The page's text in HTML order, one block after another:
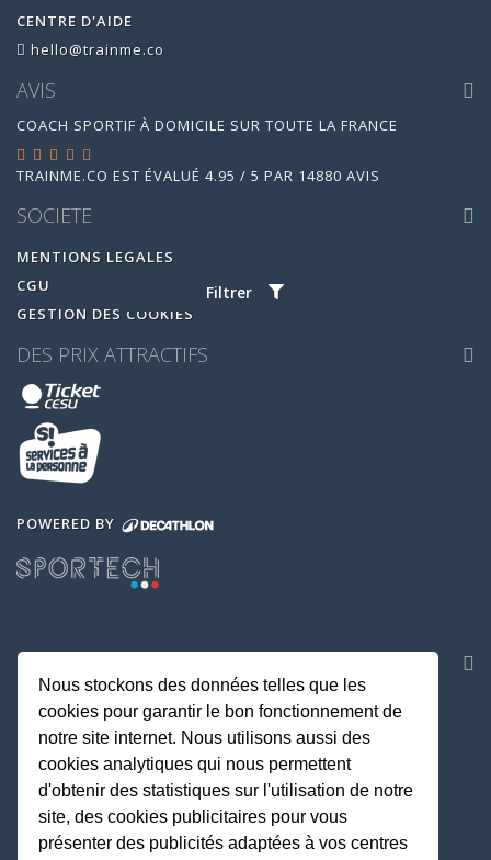
Filtrer
CENTRE D'AIDE
hello@trainme.co
AVIS
COACH SPORTIF À DOMICILE SUR TOUTE LA FRANCE
TRAINME.CO EST ÉVALUÉ 4.95 / 5 PAR 14880 AVIS
SOCIETE
MENTIONS LEGALES
CGU
GESTION DES COOKIES
DES PRIX ATTRACTIFS
POWERED BY
Nous stockons des données telles que les
cookies pour garantir le bon fonctionnement de
notre site internet. Nous utilisons aussi des
cookies analytiques qui nous permettent
d'obtenir des statistiques sur l'utilisation de notre
site, des cookies publicitaires pour vous
présenter des publicités adaptées à vos centres